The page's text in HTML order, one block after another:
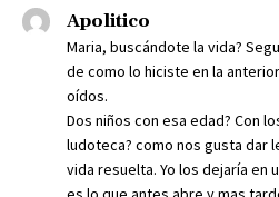
Apolitico
Maria, buscándote la vida?
de como lo hiciste en la
oídos.
Dos niños con esa edad? Con
ludoteca? como nos gusta dar
vida resuelta. Yo los dejaría en